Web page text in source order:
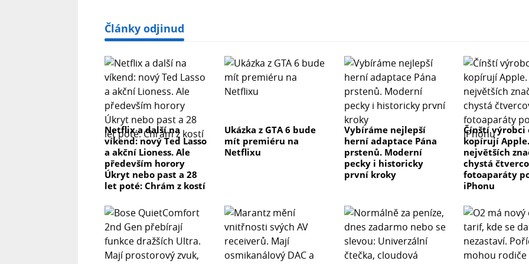
Články odjinud
Netflix a další na
víkend: nový Ted Lasso
a akční Lioness. Ale
především horory
Úkryt nebo past a 28
let poté: Chrám z kostí
Ukázka z GTA 6 bude
mít premiéru na
Netflixu
Vybíráme nejlepší
herní adaptace Pána
prstenů. Moderní
pecky i historicky
první kroky
Čínští výrobci
kopírují
největších
chystá
fotoaparáty
iPhonu